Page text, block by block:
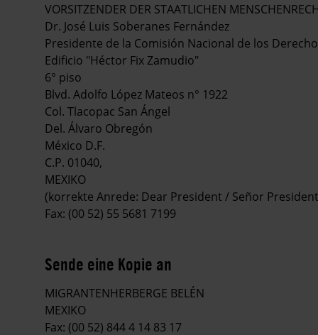
VORSITZENDER DER STAATLICHEN
Dr. José Luis Soberanes Fernández
Presidente de la Comisión Nacional de los
Edificio "Héctor Fix Zamudio"
6° piso
Blvd. Adolfo López Mateos n° 1922
Col. Tlacopac San Ángel
Del. Álvaro Obregón
México D.F.
C.P. 01040,
MEXIKO
(korrekte Anrede: Dear President / Señor
Fax: (00 52) 55 5681 7199
Sende eine Kopie an
MIGRANTENHERBERGE BELÉN
MEXIKO
Fax: (00 52) 844 4 14 83 17